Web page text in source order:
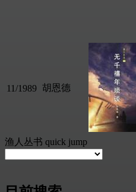
11/1989 胡恩德
渔人丛书 quick jump